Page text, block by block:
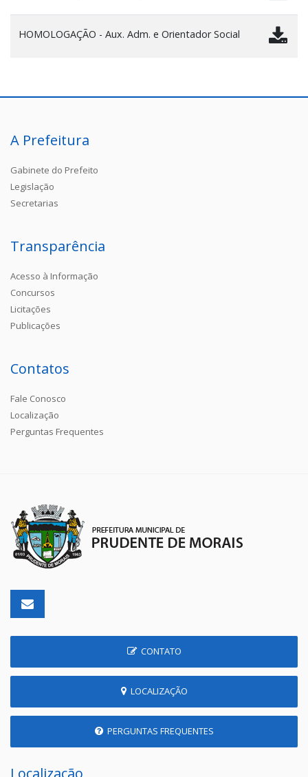
HOMOLOGAÇÃO - Aux. Adm. e Orientador Social
A Prefeitura
Gabinete do Prefeito
Legislação
Secretarias
Transparência
Acesso à Informação
Concursos
Licitações
Publicações
Contatos
Fale Conosco
Localização
Perguntas Frequentes
CONTATO
LOCALIZAÇÃO
PERGUNTAS FREQUENTES
Localização